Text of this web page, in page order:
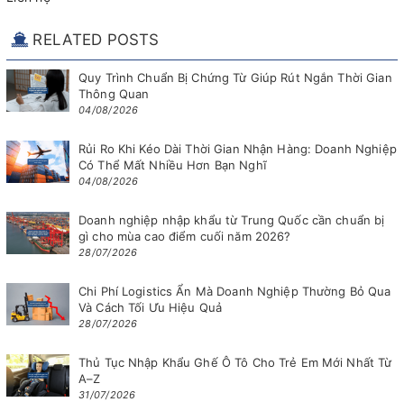
RELATED POSTS
Quy Trình Chuẩn Bị Chứng Từ Giúp Rút Ngắn Thời Gian
Thông Quan
04/08/2026
Rủi Ro Khi Kéo Dài Thời Gian Nhận Hàng: Doanh Nghiệp
Có Thể Mất Nhiều Hơn Bạn Nghĩ
04/08/2026
Doanh nghiệp nhập khẩu từ Trung Quốc cần chuẩn bị
gì cho mùa cao điểm cuối năm 2026?
28/07/2026
Chi Phí Logistics Ẩn Mà Doanh Nghiệp Thường Bỏ Qua
Và Cách Tối Ưu Hiệu Quả
28/07/2026
Thủ Tục Nhập Khẩu Ghế Ô Tô Cho Trẻ Em Mới Nhất Từ
A–Z
31/07/2026